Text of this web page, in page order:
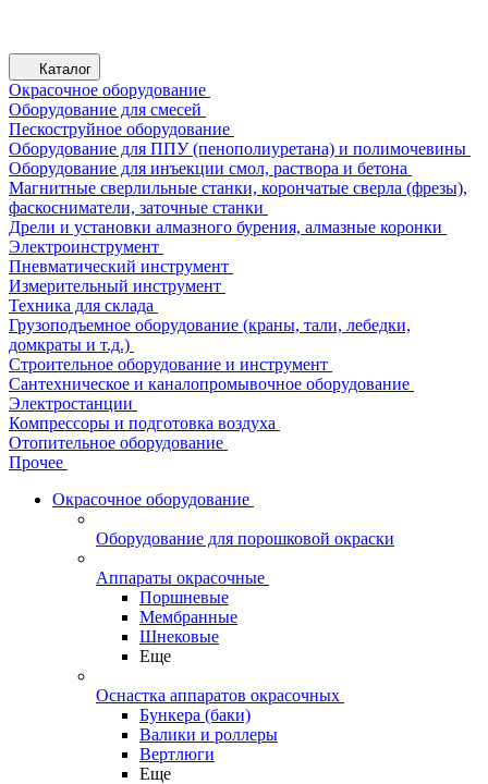
Каталог
Окрасочное оборудование
Оборудование для смесей
Пескоструйное оборудование
Оборудование для ППУ (пенополиуретана) и полимочевины
Оборудование для инъекции смол, раствора и бетона
Магнитные сверлильные станки, корончатые сверла (фрезы),
фаскосниматели, заточные станки
Дрели и установки алмазного бурения, алмазные коронки
Электроинструмент
Пневматический инструмент
Измерительный инструмент
Техника для склада
Грузоподъемное оборудование (краны, тали, лебедки,
домкраты и т.д.)
Строительное оборудование и инструмент
Сантехническое и каналопромывочное оборудование
Электростанции
Компрессоры и подготовка воздуха
Отопительное оборудование
Прочее
Окрасочное оборудование
Оборудование для порошковой окраски
Аппараты окрасочные
Поршневые
Мембранные
Шнековые
Еще
Оснастка аппаратов окрасочных
Бункера (баки)
Валики и роллеры
Вертлюги
Еще